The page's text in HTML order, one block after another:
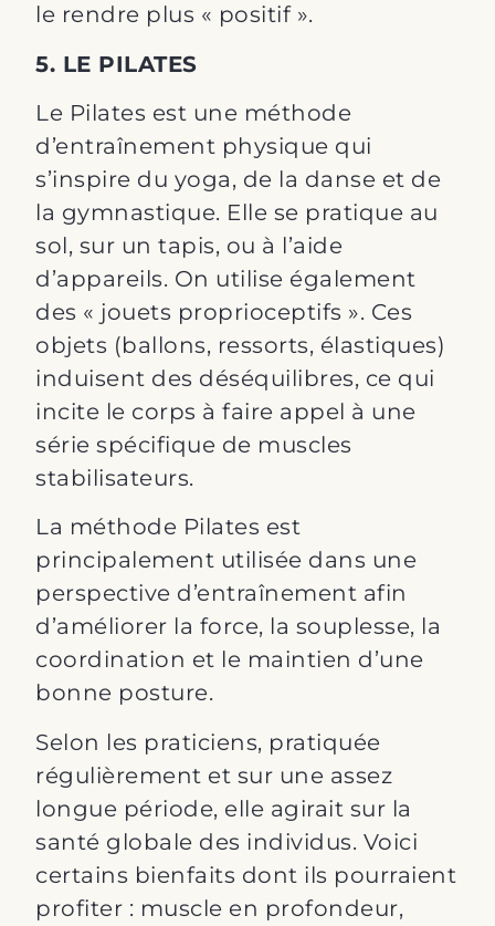
le rendre plus « positif ».
5. LE PILATES
Le Pilates est une méthode
d’entraînement physique qui
s’inspire du yoga, de la danse et de
la gymnastique. Elle se pratique au
sol, sur un tapis, ou à l’aide
d’appareils. On utilise également
des « jouets proprioceptifs ». Ces
objets (ballons, ressorts, élastiques)
induisent des déséquilibres, ce qui
incite le corps à faire appel à une
série spécifique de muscles
stabilisateurs.
La méthode Pilates est
principalement utilisée dans une
perspective d’entraînement afin
d’améliorer la force, la souplesse, la
coordination et le maintien d’une
bonne posture.
Selon les praticiens, pratiquée
régulièrement et sur une assez
longue période, elle agirait sur la
santé globale des individus. Voici
certains bienfaits dont ils pourraient
profiter : muscle en profondeur,